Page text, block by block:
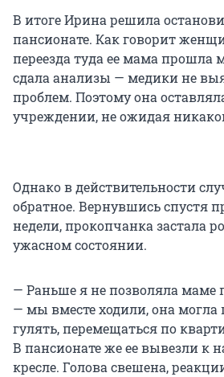
В итоге Ирина решила
пансионате. Как говорит
переезда туда ее мама прошла
сдала анализы — медики не
проблем. Поэтому она
учреждении, не ожидая
Однако в действительности
обратное. Вернувшись спустя
недели, прокопчанка застала
ужасном состоянии.
— Раньше я не позволяла маме
— мы вместе ходили, она могла
гулять, перемещаться по
В пансионате же ее вывезли к
кресле. Голова свешена,